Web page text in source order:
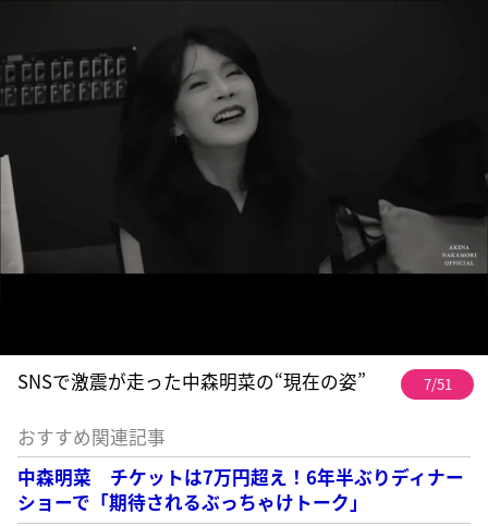
SNSで激震が走った中森明菜の“現在の姿” 7/51
おすすめ関連記事
中森明菜 チケットは7万円超え！6年半ぶりディナー
ショーで「期待されるぶっちゃけトーク」